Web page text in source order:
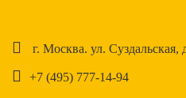
г. Москва. ул.
+7 (495) 777-14-94